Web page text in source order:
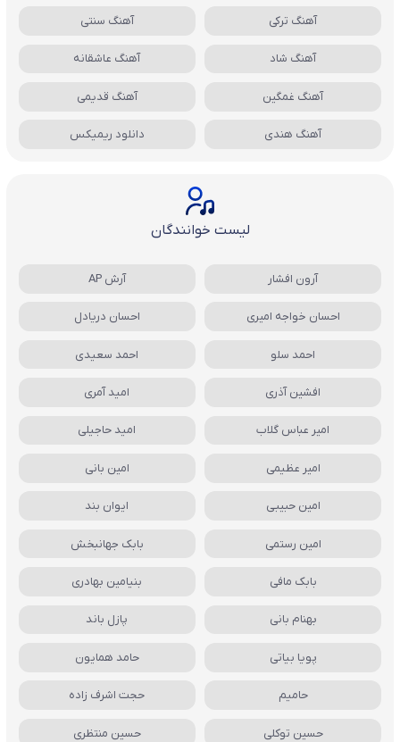
آهنگ ترکی آهنگ سنتی
آهنگ شاد آهنگ عاشقانه
آهنگ غمگین آهنگ قدیمی
آهنگ هندی دانلود ریمیکس
لیست خوانندگان
آرون افشار آرش AP
احسان خواجه امیری احسان دریادل
احمد سلو احمد سعیدی
افشین آذری امید آمری
امیر عباس گلاب امید حاجیلی
امیر عظیمی امین بانی
امین حبیبی ایوان بند
امین رستمی بابک جهانبخش
بابک مافی بنیامین بهادری
بهنام بانی پازل باند
پویا بیاتی حامد همایون
حامیم حجت اشرف زاده
حسین توکلی حسین منتظری